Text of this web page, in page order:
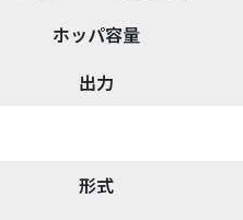
ホッパ容量
出力
形式